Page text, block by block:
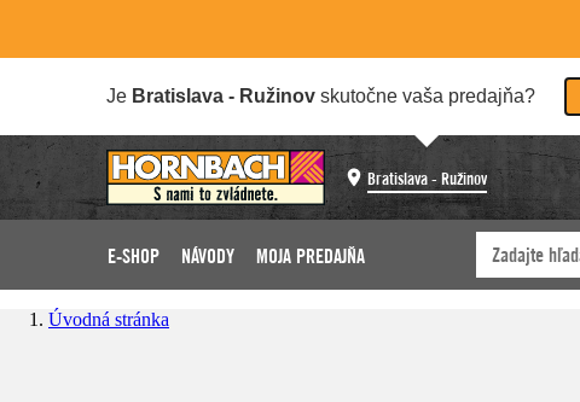
Je Bratislava - Ružinov skutočne vaša predajňa?
Bratislava - Ružinov
E-SHOP NÁVODY MOJA PREDAJŇA
Úvodná stránka